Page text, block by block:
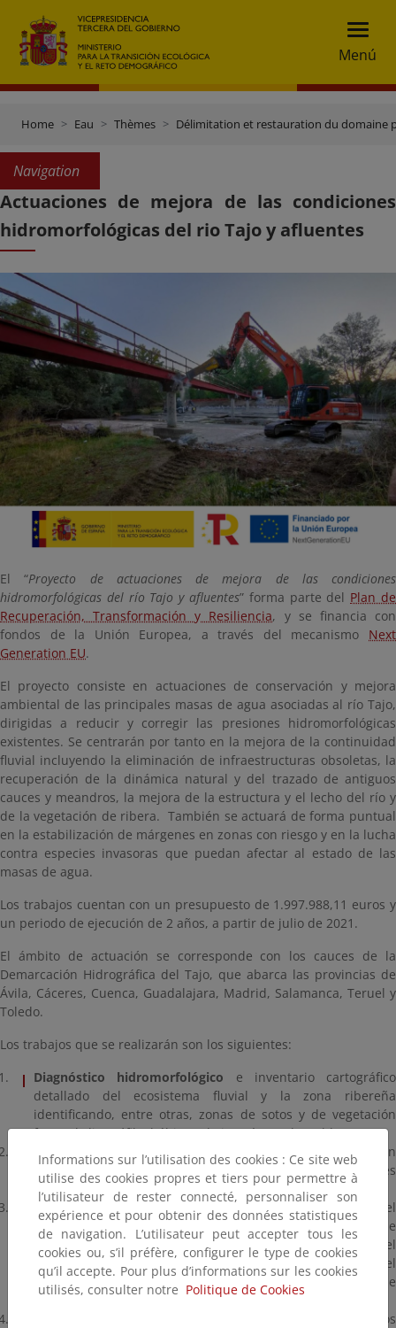
Menú
Home Eau Thèmes Délimitation et restauration du domaine
Navigation
Actuaciones de mejora de las condiciones
hidromorfológicas del rio Tajo y afluentes
El “Proyecto de actuaciones de mejora de las condiciones
hidromorfológicas del río Tajo y afluentes” forma parte del Plan de
Recuperación, Transformación y Resiliencia, y se financia con
fondos de la Unión Europea, a través del mecanismo Next
Generation EU.
El proyecto consiste en actuaciones de conservación y mejora
ambiental de las principales masas de agua asociadas al río Tajo,
dirigidas a reducir y corregir las presiones hidromorfológicas
existentes. Se centrarán por tanto en la mejora de la continuidad
fluvial incluyendo la eliminación de infraestructuras obsoletas, la
recuperación de la dinámica natural y del trazado de antiguos
cauces y meandros, la mejora de la estructura y el lecho del río y
de la vegetación de ribera. También se actuará de forma puntual
en la estabilización de márgenes en zonas con riesgo y en la lucha
contra especies invasoras que puedan afectar al estado de las
masas de agua.
Los trabajos cuentan con un presupuesto de 1.997.988,11 euros y
un periodo de ejecución de 2 años, a partir de julio de 2021.
El ámbito de actuación se corresponde con los cauces de la
Demarcación Hidrográfica del Tajo, que abarca las provincias de
Ávila, Cáceres, Cuenca, Guadalajara, Madrid, Salamanca, Teruel y
Toledo.
Los trabajos que se realizarán son los siguientes:
Diagnóstico hidromorfológico e inventario cartográfico
detallado del ecosistema fluvial y la zona ribereña
identificando, entre otras, zonas de sotos y de vegetación
forestal climatófila, hábitats de interés o vulnerables.
Tratamientos selvícolas
de saneamiento de la vegetación
asociada a los cauces, para el control de posibles
enfermedades y de especies exóticas invasoras.
Recuperación de antiguos cauces mediante la técnica del
Curage, que permite la movilización de grandes masas de
sedimentos consolidadas por la vegetación, reduciendo el
riesgo de inundación de núcleos ribereños y favoreciendo el
estado natural de los bosques de ribera y la creación de
numerosas zonas húmedas dentro de los sotos.
, retirada de elementos
Informations sur l’utilisation des cookies : Ce site web
utilise des cookies propres et tiers pour permettre à
l’utilisateur de rester connecté, personnaliser son
expérience et pour obtenir des données statistiques
de navigation. L’utilisateur peut accepter tous les
cookies ou, s’il préfère, configurer le type de cookies
qu’il accepte. Pour plus d’informations sur les cookies
utilisés, consulter notre Politique de Cookies